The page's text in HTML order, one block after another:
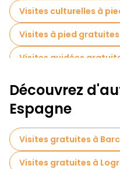
Visites culturelles à
Découvrez
Espagne
Visites gratuites à
Visites gratuites à